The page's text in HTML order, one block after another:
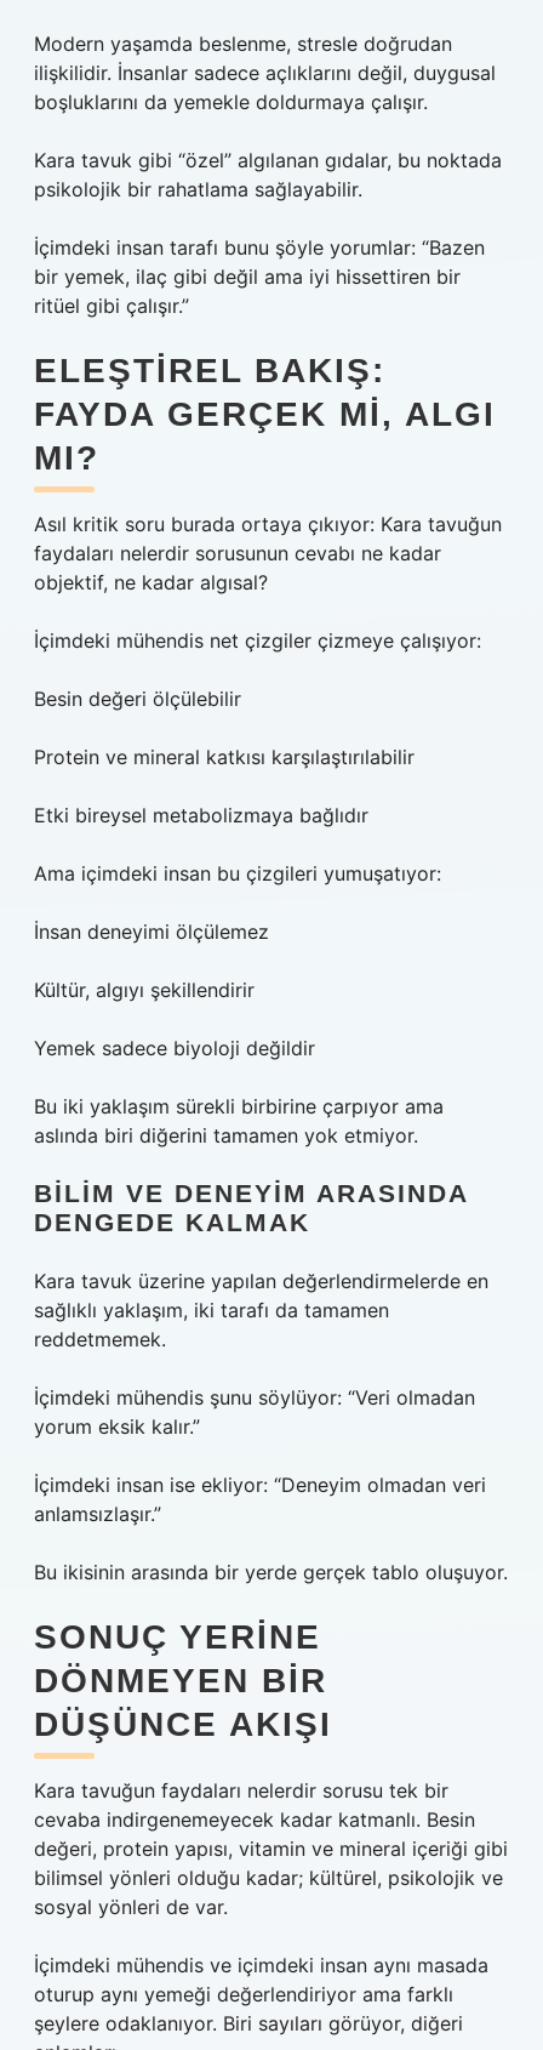
Modern yaşamda beslenme, stresle doğrudan
ilişkilidir. İnsanlar sadece açlıklarını değil, duygusal
boşluklarını da yemekle doldurmaya çalışır.
Kara tavuk gibi “özel” algılanan gıdalar, bu noktada
psikolojik bir rahatlama sağlayabilir.
İçimdeki insan tarafı bunu şöyle yorumlar: “Bazen
bir yemek, ilaç gibi değil ama iyi hissettiren bir
ritüel gibi çalışır.”
ELEŞTIREL BAKIŞ:
FAYDA GERÇEK MI, ALGI
MI?
Asıl kritik soru burada ortaya çıkıyor: Kara tavuğun
faydaları nelerdir sorusunun cevabı ne kadar
objektif, ne kadar algısal?
İçimdeki mühendis net çizgiler çizmeye çalışıyor:
Besin değeri ölçülebilir
Protein ve mineral katkısı karşılaştırılabilir
Etki bireysel metabolizmaya bağlıdır
Ama içimdeki insan bu çizgileri yumuşatıyor:
İnsan deneyimi ölçülemez
Kültür, algıyı şekillendirir
Yemek sadece biyoloji değildir
Bu iki yaklaşım sürekli birbirine çarpıyor ama
aslında biri diğerini tamamen yok etmiyor.
BILIM VE DENEYIM ARASINDA
DENGEDE KALMAK
Kara tavuk üzerine yapılan değerlendirmelerde en
sağlıklı yaklaşım, iki tarafı da tamamen
reddetmemek.
İçimdeki mühendis şunu söylüyor: “Veri olmadan
yorum eksik kalır.”
İçimdeki insan ise ekliyor: “Deneyim olmadan veri
anlamsızlaşır.”
Bu ikisinin arasında bir yerde gerçek tablo oluşuyor.
SONUÇ YERINE
DÖNMEYEN BIR
DÜŞÜNCE AKIŞI
Kara tavuğun faydaları nelerdir sorusu tek bir
cevaba indirgenemeyecek kadar katmanlı. Besin
değeri, protein yapısı, vitamin ve mineral içeriği gibi
bilimsel yönleri olduğu kadar; kültürel, psikolojik ve
sosyal yönleri de var.
İçimdeki mühendis ve içimdeki insan aynı masada
oturup aynı yemeği değerlendiriyor ama farklı
şeylere odaklanıyor. Biri sayıları görüyor, diğeri